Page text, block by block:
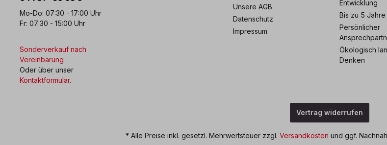
Mo-Do: 07:30 - 17:00 Uhr
Fr: 07:30 - 15:00 Uhr
Sonderverkauf nach
Vereinbarung
Oder über unser
Kontaktformular.
Unsere AGB
Datenschutz
Impressum
Entwicklung
Bis zu 5 Jahre
Persönlicher
Ökologisch
Denken
Vertrag widerrufen
* Alle Preise inkl. gesetzl. Mehrwertsteuer zzgl. Versandkosten und ggf.